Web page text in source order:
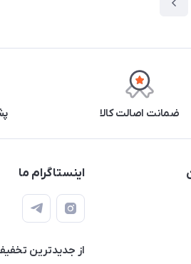
ضمانت اصالت کالا
اینستاگرام ما
از جدید‌ترین